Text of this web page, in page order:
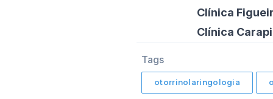
Clínica
Clínica
Tags
otorrinolaringologia